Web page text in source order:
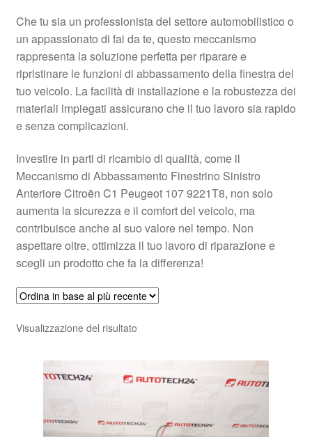
Registratore di cassa
Rimostranza
Spedizione in tutto il mondo
Che tu sia un professionista del settore automobilistico o
un appassionato di fai da te, questo meccanismo
rappresenta la soluzione perfetta per riparare e
ripristinare le funzioni di abbassamento della finestra del
tuo veicolo. La facilità di installazione e la robustezza dei
materiali impiegati assicurano che il tuo lavoro sia rapido
e senza complicazioni.
Investire in parti di ricambio di qualità, come il
Meccanismo di Abbassamento Finestrino Sinistro
Anteriore Citroën C1 Peugeot 107 9221T8, non solo
aumenta la sicurezza e il comfort del veicolo, ma
contribuisce anche al suo valore nel tempo. Non
aspettare oltre, ottimizza il tuo lavoro di riparazione e
scegli un prodotto che fa la differenza!
Visualizzazione del risultato